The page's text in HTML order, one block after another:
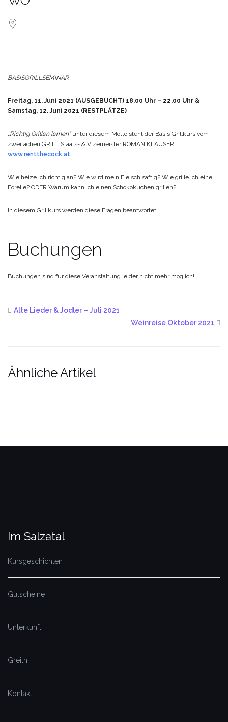
BASISGRILLSEMINAR
Freitag, 11. Juni 2021 (AUSGEBUCHT) 18.00 Uhr – 22.00 Uhr &
Samstag, 12. Juni 2021 (RESTPLÄTZE)
„Richtig Grillen lernen“ unter diesem Motto steht der Basis Grillkurs vom
zweifachen GRILL Staats- & VizemeisterROMAN KLAUSER
www.rentthecock.at
Wie heize ich richtig an? Wie wird mein Fleisch saftig? Wie grille ich eine
Forelle? ODER Warum kann ich einen Schokokuchen grillen?
In diesem Grillkurs werden diese Fragen beantwortet!
Buchungen
Buchungen sind für diese Veranstaltung leider nicht mehr möglich!
Alte Lieder & Jodler – Juli 2021
Weinreise Oktober 2021
Ähnliche Artikel
Im Salzatal
Kursgeschichten
Gutscheine
Unterkunft
Greith
Kontakt